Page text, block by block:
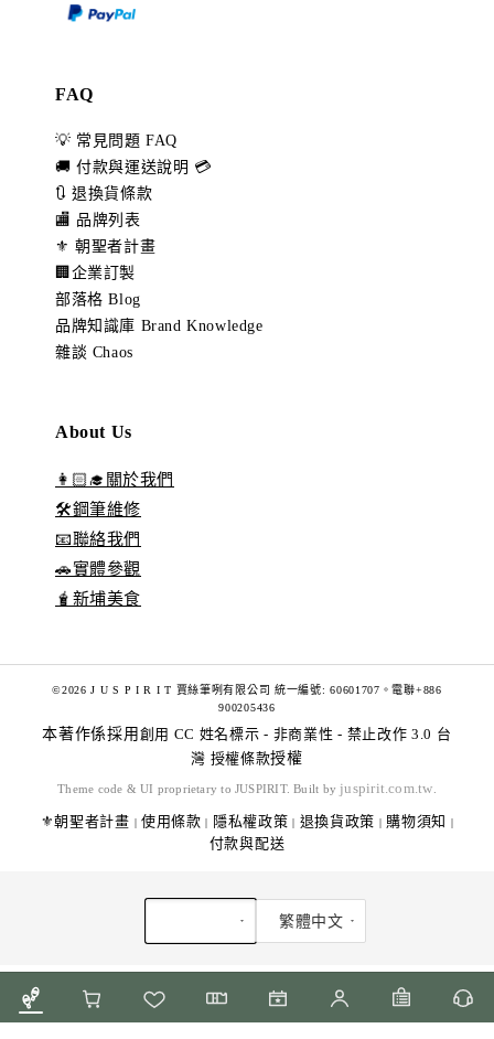
FAQ
💡 常見問題 FAQ
🚚 付款與運送說明 💳
🔃 退換貨條款
🏬 品牌列表
⚜️ 朝聖者計畫
🏢企業訂製
部落格 Blog
品牌知識庫 Brand Knowledge
雜談 Chaos
About Us
👩🏻‍🎓關於我們
🛠️鋼筆維修
📧聯絡我們
🚗實體參觀
🧋新埔美食
©2026 J U S P I R I T 賈絲筆咧有限公司 統一編號: 60601707。電聯+886
900205436
本著作係採用 創用 CC 姓名標示 - 非商業性 - 禁止改作 3.0 台
灣 授權條款授權
Theme code & UI proprietary to JUSPIRIT. Built by juspirit.com.tw
⚜️朝聖者計畫 使用條款 隱私權政策 退換貨政策 購物須知
付款與配送